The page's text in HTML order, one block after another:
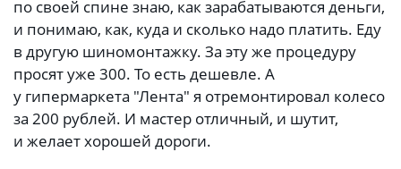
по своей спине знаю, как зарабатываются деньги,
и понимаю, как, куда и сколько надо платить. Еду
в другую шиномонтажку. За эту же процедуру
просят уже 300. То есть дешевле. А
у гипермаркета "Лента" я отремонтировал колесо
за 200 рублей. И мастер отличный, и шутит,
и желает хорошей дороги.